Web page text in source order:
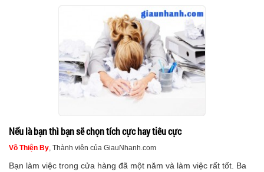
Nếu là bạn thì bạn sẽ chọn tích cực hay tiêu cực
Võ Thiện By, Thành viên của GiauNhanh.com
Bạn làm việc trong cửa hàng đã một năm và làm việc rất tốt. Ba